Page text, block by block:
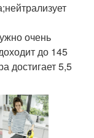
очень
до 145
достигает 5,5